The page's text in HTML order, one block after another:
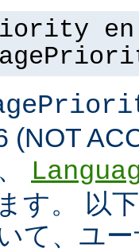
(NOT
す。 以
て、ユ